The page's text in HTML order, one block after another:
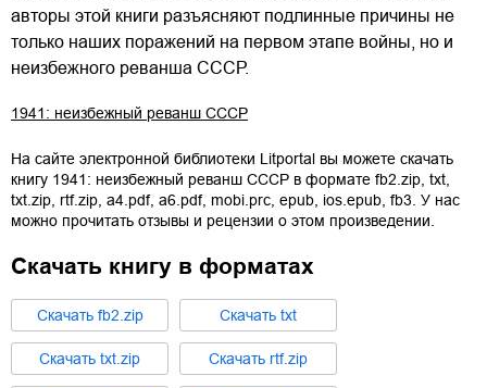
авторы этой книги разъясняют подлинные причины не
только наших поражений на первом этапе войны, но и
неизбежного реванша СССР.
1941: неизбежный реванш СССР
На сайте электронной библиотеки Litportal вы можете скачать
книгу 1941: неизбежный реванш СССР в формате fb2.zip txt
txt.zip rtf.zip a4.pdf, a6.pdf, mobi.prc epub ios.epub fb3 . У нас
можно прочитать отзывы и рецензии о этом произведении.
Скачать книгу в форматах
Cкачать fb2.zip Cкачать txt
Cкачать txt.zip Cкачать rtf.zip